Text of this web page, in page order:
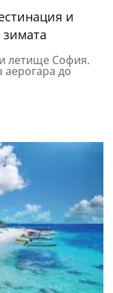
и
летище София.
аерогара до